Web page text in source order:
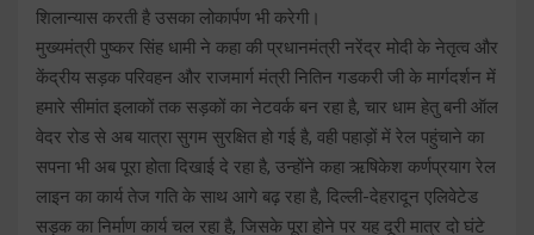
शिलान्यास करती है उसका लोकार्पण भी करेगी।
मुख्यमंत्री पुष्कर सिंह धामी ने कहा की प्रधानमंत्री नरेंद्र मोदी के नेतृत्व और
केंद्रीय सड़क परिवहन और राजमार्ग मंत्री नितिन गडकरी जी के मार्गदर्शन में
हमारे सीमांत इलाकों तक सड़कों का नेटवर्क बन रहा है, चार धाम हेतु बनी ऑल
वेदर रोड से अब यात्रा सुगम सुरक्षित हो गई है, वही पहाड़ों में रेल पहुंचाने का
सपना भी अब पूरा होता दिखाई दे रहा है, उन्होंने कहा ऋषिकेश कर्णप्रयाग रेल
लाइन का कार्य तेज गति के साथ आगे बढ़ रहा है, दिल्ली-देहरादून एलिवेटेड
सड़क का निर्माण कार्य चल रहा है, जिसके पूरा होने पर यह दूरी मात्र दो घंटे